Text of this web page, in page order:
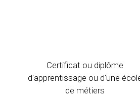
Certificat ou diplôme
d'apprentissage ou d'une
de métiers